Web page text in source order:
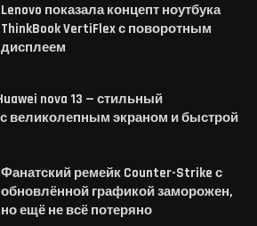
Lenovo показала концепт ноутбука
ThinkBook VertiFlex с поворотным
дисплеем
nova 13 — стильный
великолепным экраном и быстрой
Фанатский ремейк Counter-Strike с
обновлённой графикой заморожен,
но ещё не всё потеряно